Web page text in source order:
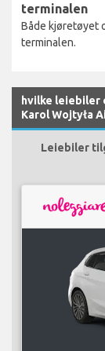
terminalen
Både kjøretøyet
terminalen.
hvilke leiebiler
Karol Wojtyła
Leiebiler